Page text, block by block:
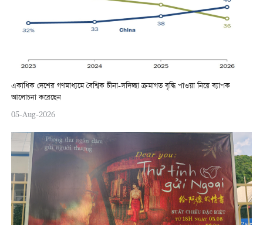
একাধিক দেশের গণমাধ্যমে বৈশ্বিক চীনা-সদিচ্ছা ক্রমাগত বৃদ্ধি পাওয়া নিয়ে ব্যাপক
আলোচনা করেছেন
05-Aug-2026